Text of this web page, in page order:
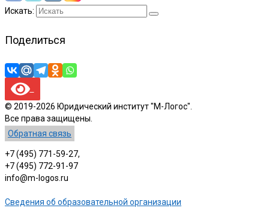
Искать:
Поделиться
© 2019-2026 Юридический институт "М-Логос".
Все права защищены.
Обратная связь
+7 (495) 771-59-27,
+7 (495) 772-91-97
info@m-logos.ru
Сведения об образовательной организации